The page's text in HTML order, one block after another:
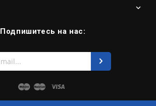
Подпишитесь на нас:
Введите
e-
Maestro
Master